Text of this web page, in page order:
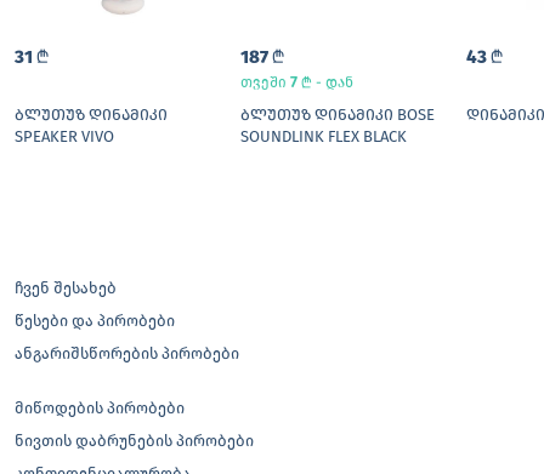
31 L
ᲑᲚᲣᲗᲣᲖ ᲓᲘᲜᲐᲛᲘᲙᲘ
SPEAKER VIVO
187 L
თვეში 7 L - დან
ᲑᲚᲣᲗᲣᲖ ᲓᲘᲜᲐᲛᲘᲙᲘ BOSE
SOUNDLINK FLEX BLACK
43 L
ᲓᲘᲜᲐᲛᲘᲙᲘ
ჩვენ შესახებ
წესები და პირობები
ანგარიშსწორების პირობები
მიწოდების პირობები
ნივთის დაბრუნების პირობები